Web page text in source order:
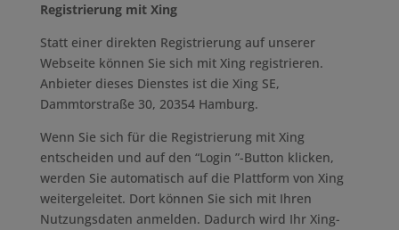
Registrierung mit Xing
Statt einer direkten Registrierung auf unserer
Webseite können Sie sich mit Xing registrieren.
Anbieter dieses Dienstes ist die Xing SE,
Dammtorstraße 30, 20354 Hamburg.
Wenn Sie sich für die Registrierung mit Xing
entscheiden und auf den “Login ”-Button klicken,
werden Sie automatisch auf die Plattform von Xing
weitergeleitet. Dort können Sie sich mit Ihren
Nutzungsdaten anmelden. Dadurch wird Ihr Xing-